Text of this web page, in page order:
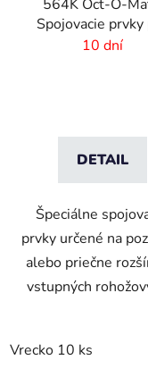
564K Oct-O-
Spojovacie prvky
rohožové10 dní
DETAIL
Špeciálne
prvky určené na
alebo priečne
vstupných
Vrecko 10 ks